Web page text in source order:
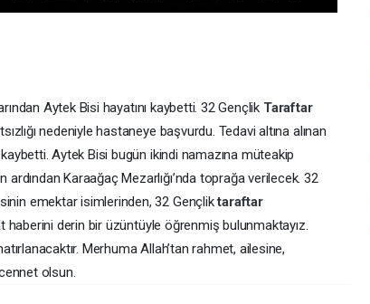
Aytek Bisi hayatını kaybetti. 32 Gençlik Taraftar
nedeniyle hastaneye başvurdu. Tedavi altına alınan
Aytek Bisi bugün ikindi namazına müteakip
ardından Karaağaç Mezarlığı’nda toprağa verilecek. 32
emektar isimlerinden, 32 Gençliktaraftar
derin bir üzüntüyle öğrenmiş bulunmaktayız.
Merhuma Allah’tan rahmet, ailesine,
olsun.